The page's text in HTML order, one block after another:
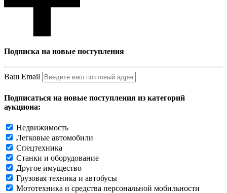
Подписка на новые поступления
Ваш Email
Подписаться на новые поступления из категорий
аукциона:
Недвижимость
Легковые автомобили
Спецтехника
Станки и оборудование
Другое имущество
Грузовая техника и автобусы
Мототехника и средства персональной мобильности